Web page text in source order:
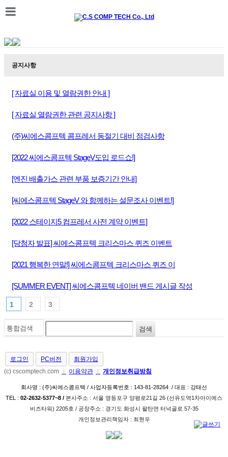
공지사항
[ 자료실 이용 및 열람권한 안내 ]
[ 자료실 열람권한 관련 공지사항 ]
(주)씨에스콤프텍 콤프레서 동절기 대비 점검사항
[2022 씨에스콤프텍 StageV도입 로드쇼!]
[엔진 배출가스 관련 부품 보증기간 안내]
[씨에스콤프텍 StageV 와 함께하는 설문조사 이벤트!]
[2022 스테이지5 컴프레서 사전 계약 이벤트]
[당첨자 발표] 씨에스콤프텍 크리스마스 퀴즈 이벤트
[2021 행복한 연말!] 씨에스콤프텍 크리스마스 퀴즈 이
[SUMMER EVENT] 씨에스콤프텍 네이버 밴드 게시글 작성
1 2 3
로그인 PC버전
회원가입
(c) cscomptech.com
이용약관 개인정보취급방침
회사명 : (주)씨에스콤프텍 / 사업자등록번호 : 143-81-28264 / 대표 : 강태선
TEL : 02-2632-5377~8 / 본사주소 : 서울 영등포구 양평로21길 26­ (선유도역1차아이에스
비즈타워) 2205호 / 공장주소 : 경기도 화성시 팔탄면 터넉골로 57-35
개인정보관리책임자 : 최현우